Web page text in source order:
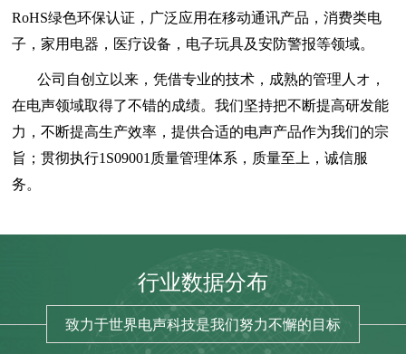
RoHS绿色环保认证，广泛应用在移动通讯产品，消费类电
子，家用电器，医疗设备，电子玩具及安防警报等领域。
公司自创立以来，凭借专业的技术，成熟的管理人オ，
在电声领域取得了不错的成绩。我们坚持把不断提高研发能
力，不断提高生产效率，提供合适的电声产品作为我们的宗
旨；贯彻执行1S09001质量管理体系，质量至上，诚信服
务。
行业数据分布
致力于世界电声科技是我们努力不懈的目标